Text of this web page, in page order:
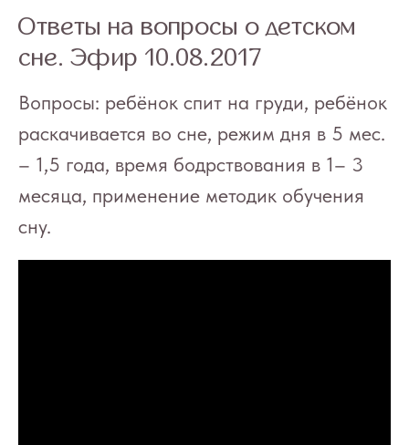
Ответы на вопросы о детском
сне. Эфир 10.08.2017
Вопросы: ребёнок спит на груди, ребёнок
раскачивается во сне, режим дня в 5 мес.
– 1,5 года, время бодрствования в 1– 3
месяца, применение методик обучения
сну.​